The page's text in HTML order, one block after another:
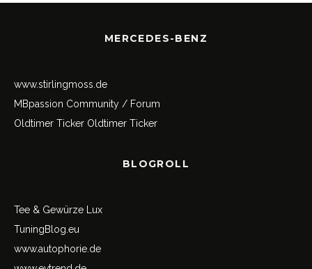
MERCEDES-BENZ
www.stirlingmoss.de
MBpassion Community / Forum
Oldtimer Ticker Oldtimer Ticker
BLOGROLL
Tee & Gewürze Lux
TuningBlog.eu
www.autophorie.de